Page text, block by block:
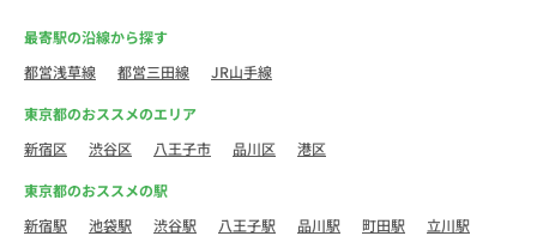
最寄駅の沿線から探す
都営浅草線
都営三田線 JR山手線
東京都のおススメのエリア
新宿区
渋谷区 八王子市 品川区 港区
東京都のおススメの駅
新宿駅
池袋駅 渋谷駅 八王子駅 品川駅 町田駅
立川駅